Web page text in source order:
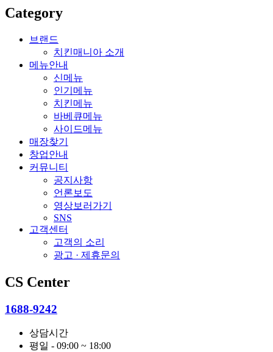
Category
브랜드
치킨매니아 소개
메뉴안내
신메뉴
인기메뉴
치킨메뉴
바베큐메뉴
사이드메뉴
매장찾기
창업안내
커뮤니티
공지사항
언론보도
영상보러가기
SNS
고객센터
고객의 소리
광고 · 제휴문의
CS Center
1688-9242
상담시간
평일 - 09:00 ~ 18:00